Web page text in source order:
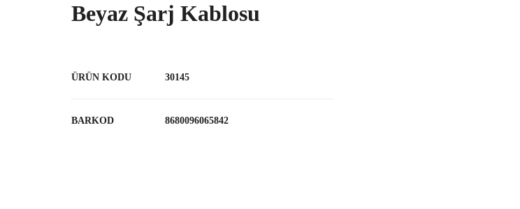
Beyaz Şarj Kablosu
ÜRÜN KODU 30145
BARKOD 8680096065842